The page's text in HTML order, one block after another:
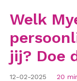
Welk
jij? Doe
12-02-2025 20